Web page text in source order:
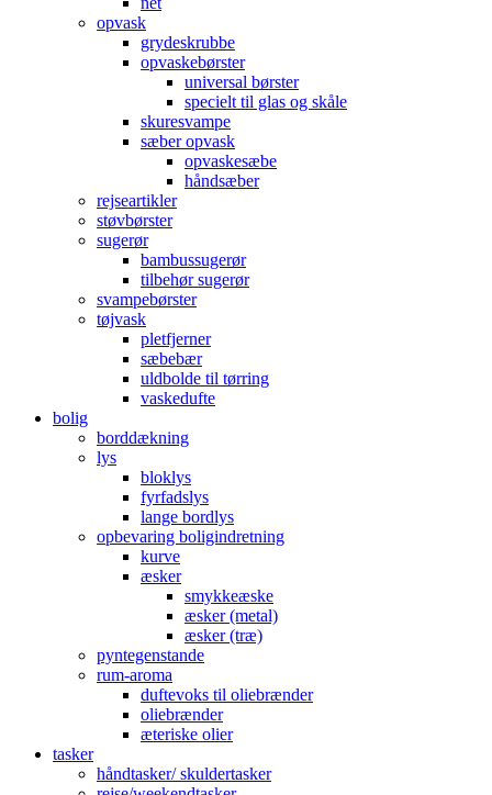
opvask
grydeskrubbe
opvaskebørster
universal børster
specielt til glas og skåle
skuresvampe
sæber opvask
opvaskesæbe
håndsæber
rejseartikler
støvbørster
sugerør
bambussugerør
tilbehør sugerør
svampebørster
tøjvask
pletfjerner
sæbebær
uldbolde til tørring
vaskedufte
bolig
borddækning
lys
bloklys
fyrfadslys
lange bordlys
opbevaring boligindretning
kurve
æsker
smykkeæske
æsker (metal)
æsker (træ)
pyntegenstande
rum-aroma
duftevoks til oliebrænder
oliebrænder
æteriske olier
tasker
håndtasker/ skuldertasker